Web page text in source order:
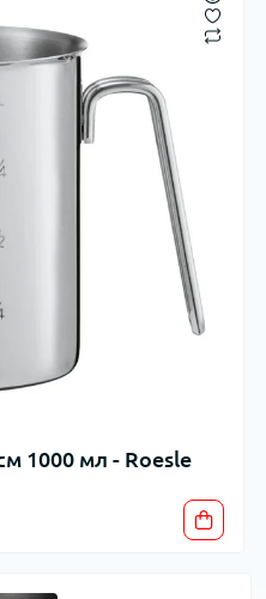
1000 мл - Roesle